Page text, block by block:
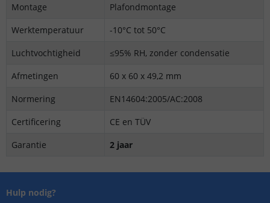
Montage
Plafondmontage
Werktemperatuur
-10°C tot 50°C
Luchtvochtigheid
≤95% RH, zonder condensatie
Afmetingen
60 x 60 x 49,2 mm
Normering
EN14604:2005/AC:2008
Certificering
CE en TÜV
Garantie
2 jaar
Hulp nodig?